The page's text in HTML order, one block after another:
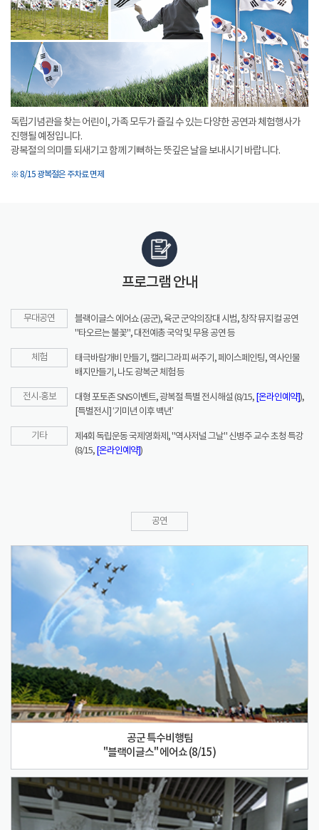
독립기념관을 찾는 어린이, 가족 모두가 즐길 수 있는 다양한 공연과 체험행사가
진행될 예정입니다.
광복절의 의미를 되새기고 함께 기뻐하는 뜻깊은 날을 보내시기 바랍니다.
※ 8/15 광복절은 주차료 면제
프로그램 안내
무대공연
블랙이글스 에어쇼 (공군), 육군 군악의장대 시범, 창작 뮤지컬 공연
"타오르는 불꽃", 대전예총 국악 및 무용 공연 등
체험
태극바람개비 만들기, 캘리그라피 써주기, 페이스페인팅, 역사인물
배지만들기, 나도 광복군 체험 등
전시·홍보 대형 포토존 SNS이벤트, 광복절 특별 전시해설 (8/15, [온라인예약] ),
[특별전시] ‘기미년 이후 백년’
기타
제4회 독립운동 국제영화제, "역사저널 그날" 신병주 교수 초청 특강
(8/15, [온라인예약] )
공연
공군 특수비행팀
"블랙이글스" 에어쇼 (8/15)